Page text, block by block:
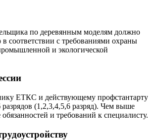
по деревянным моделям должно
в соответствии с требованиями охраны
и экологической
ЕТКС и действующему профстантарту
разрядов (1,2,3,4,5,6 разряд). Чем выше
и требований к специалисту.